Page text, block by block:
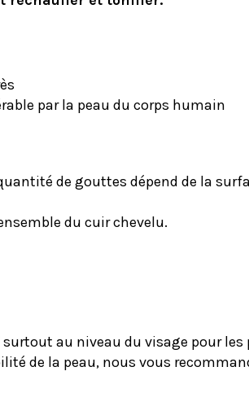
par la peau du corps humain
de gouttes dépend de la
du cuir chevelu.
au niveau du visage pour
de la peau, nous vous